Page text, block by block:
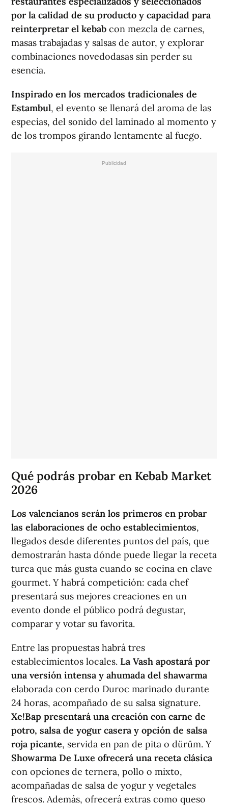
por la calidad de su producto y capacidad para
reinterpretar el kebab con mezcla de carnes,
masas trabajadas y salsas de autor, y explorar
combinaciones novedodasas sin perder su
esencia.
Inspirado en los mercados tradicionales de
Estambul, el evento se llenará del aroma de las
especias, del sonido del laminado al momento y
de los trompos girando lentamente al fuego.
Qué podrás probar en Kebab Market
2026
Los valencianos serán los primeros en probar
las elaboraciones de ocho establecimientos,
llegados desde diferentes puntos del país, que
demostrarán hasta dónde puede llegar la receta
turca que más gusta cuando se cocina en clave
gourmet. Y habrá competición: cada chef
presentará sus mejores creaciones en un
evento donde el público podrá degustar,
comparar y votar su favorita.
Entre las propuestas habrá tres
establecimientos locales. La Vash apostará por
una versión intensa y ahumada del shawarma
elaborada con cerdo Duroc marinado durante
24 horas, acompañado de su salsa signature.
Xe!Bap presentará una creación con carne de
potro, salsa de yogur casera y opción de salsa
roja picante, servida en pan de pita o dürüm. Y
Showarma De Luxe ofrecerá una receta clásica
con opciones de ternera, pollo o mixto,
acompañadas de salsa de yogur y vegetales
frescos. Además, ofrecerá extras como queso